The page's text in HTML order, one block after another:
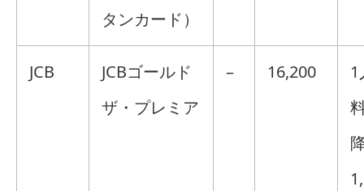
タンカード）
JCB
JCBゴールド
ザ・プレミア
– 16,200